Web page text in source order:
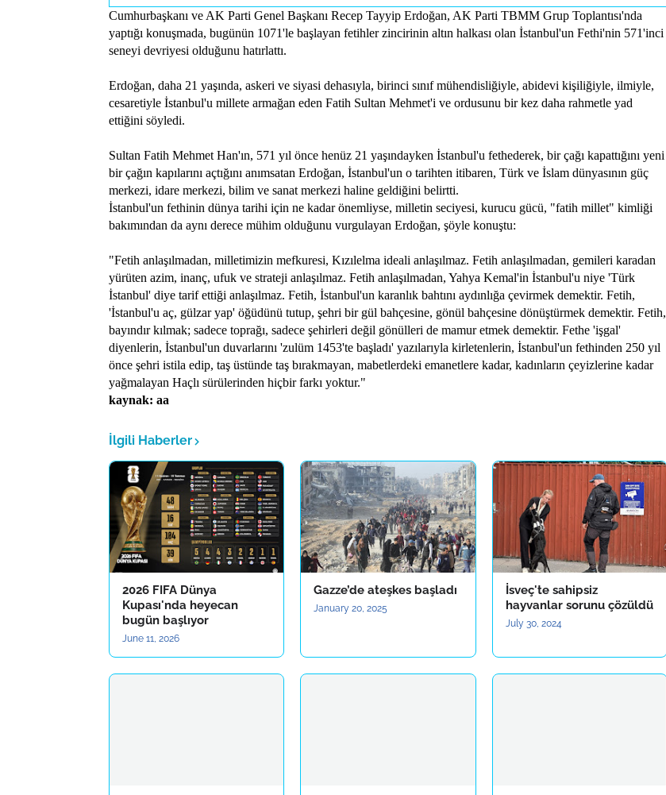
Cumhurbaşkanı ve AK Parti Genel Başkanı Recep Tayyip Erdoğan, AK Parti TBMM Grup Toplantısı'nda
yaptığı konuşmada, bugünün 1071'le başlayan fetihler zincirinin altın halkası olan İstanbul'un Fethi'nin 571'inci
seneyi devriyesi olduğunu hatırlattı.
Erdoğan, daha 21 yaşında, askeri ve siyasi dehasıyla, birinci sınıf mühendisliğiyle, abidevi kişiliğiyle, ilmiyle,
cesaretiyle İstanbul'u millete armağan eden Fatih Sultan Mehmet'i ve ordusunu bir kez daha rahmetle yad
ettiğini söyledi.
Sultan Fatih Mehmet Han'ın, 571 yıl önce henüz 21 yaşındayken İstanbul'u fethederek, bir çağı kapattığını yeni
bir çağın kapılarını açtığını anımsatan Erdoğan, İstanbul'un o tarihten itibaren, Türk ve İslam dünyasının güç
merkezi, idare merkezi, bilim ve sanat merkezi haline geldiğini belirtti.
İstanbul'un fethinin dünya tarihi için ne kadar önemliyse, milletin seciyesi, kurucu gücü, "fatih millet" kimliği
bakımından da aynı derece mühim olduğunu vurgulayan Erdoğan, şöyle konuştu:
"Fetih anlaşılmadan, milletimizin mefkuresi, Kızılelma ideali anlaşılmaz. Fetih anlaşılmadan, gemileri karadan
yürüten azim, inanç, ufuk ve strateji anlaşılmaz. Fetih anlaşılmadan, Yahya Kemal'in İstanbul'u niye 'Türk
İstanbul' diye tarif ettiği anlaşılmaz. Fetih, İstanbul'un karanlık bahtını aydınlığa çevirmek demektir. Fetih,
'İstanbul'u aç, gülzar yap' öğüdünü tutup, şehri bir gül bahçesine, gönül bahçesine dönüştürmek demektir. Fetih,
bayındır kılmak; sadece toprağı, sadece şehirleri değil gönülleri de mamur etmek demektir. Fethe 'işgal'
diyenlerin, İstanbul'un duvarlarını 'zulüm 1453'te başladı' yazılarıyla kirletenlerin, İstanbul'un fethinden 250 yıl
önce şehri istila edip, taş üstünde taş bırakmayan, mabetlerdeki emanetlere kadar, kadınların çeyizlerine kadar
yağmalayan Haçlı sürülerinden hiçbir farkı yoktur."
kaynak: aa
İlgili Haberler
2026 FIFA Dünya
Kupası'nda heyecan
bugün başlıyor
June 11, 2026
Gazze’de ateşkes başladı
January 20, 2025
İsveç'te sahipsiz
hayvanlar sorunu çözüldü
July 30, 2024